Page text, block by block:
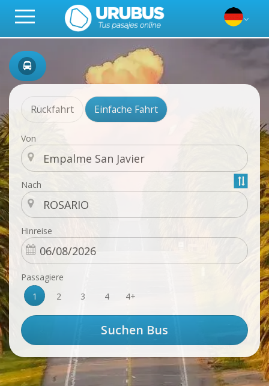
Rückfahrt Einfache Fahrt
Von
Nach
Hinreise
Passagiere
1
2 3 4 4+